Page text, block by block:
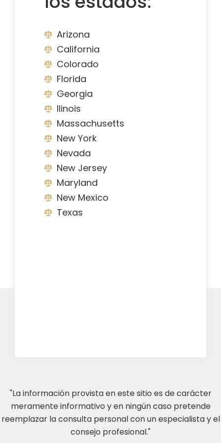
Arizona
California
Colorado
Florida
Georgia
Ilinois
Massachusetts
New York
Nevada
New Jersey
Maryland
New Mexico
Texas
"La información provista en este sitio es de carácter
meramente informativo y en ningún caso pretende
reemplazar la consulta personal con un especialista y el
consejo profesional."